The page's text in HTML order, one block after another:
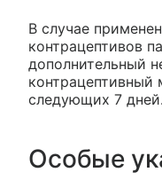
В случае
контрацептивов
дополнительный
контрацептивный
следующих 7 дней.
Особые